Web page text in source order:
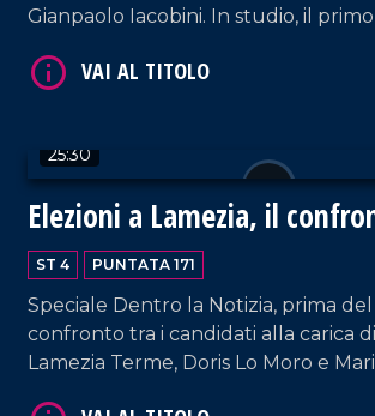
Gianpaolo Iacobini. In studio, il
governo e le sfide chiave: giunta,
25:30
Elezioni a Lamezia, il
Moro-Murone
ST 4 PUNTATA 171
Speciale Dentro la Notizia, prima
confronto tra i candidati alla carica
Lamezia Terme, Doris Lo Moro e
VAI AL TITOLO